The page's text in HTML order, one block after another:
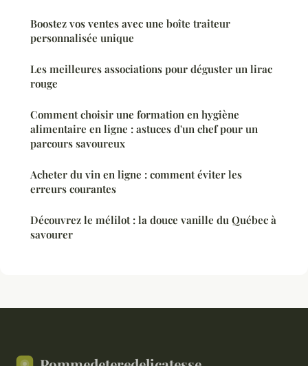
Boostez vos ventes avec une boîte traiteur
personnalisée unique
Les meilleures associations pour déguster un lirac
rouge
Comment choisir une formation en hygiène
alimentaire en ligne : astuces d'un chef pour un
parcours savoureux
Acheter du vin en ligne : comment éviter les
erreurs courantes
Découvrez le mélilot : la douce vanille du Québec à
savourer